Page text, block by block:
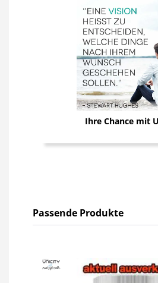
Ihre Chance mit
Passende Produkte